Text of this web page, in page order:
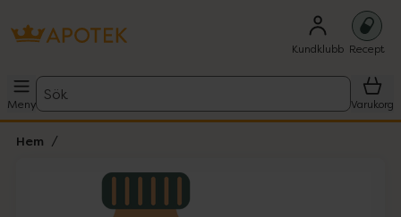
Kundklubb Recept
Meny
Sök
Varukorg
Hem
Lista: . Innehåller 1 objekt.